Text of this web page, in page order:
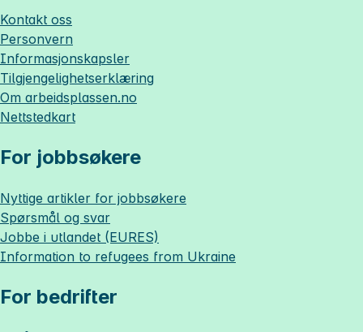
Kontakt oss
Personvern
Informasjonskapsler
Tilgjengelighetserklæring
Om arbeidsplassen.no
Nettstedkart
For jobbsøkere
Nyttige artikler for jobbsøkere
Spørsmål og svar
Jobbe i utlandet (EURES)
Information to refugees from Ukraine
For bedrifter